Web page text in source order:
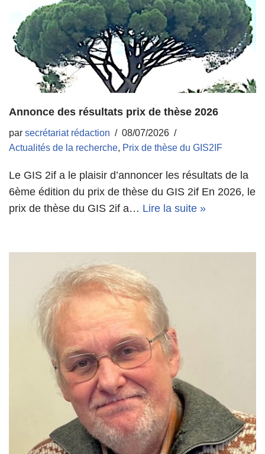
Annonce des résultats prix de thèse 2026
par secrétariat rédaction
08/07/2026
Actualités de la recherche, Prix de thèse du GIS2IF
Le GIS 2if a le plaisir d’annoncer les résultats de la
6ème édition du prix de thèse du GIS 2if En 2026, le
prix de thèse du GIS 2if a… Lire la suite »